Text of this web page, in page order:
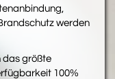
werden
das größte
100%